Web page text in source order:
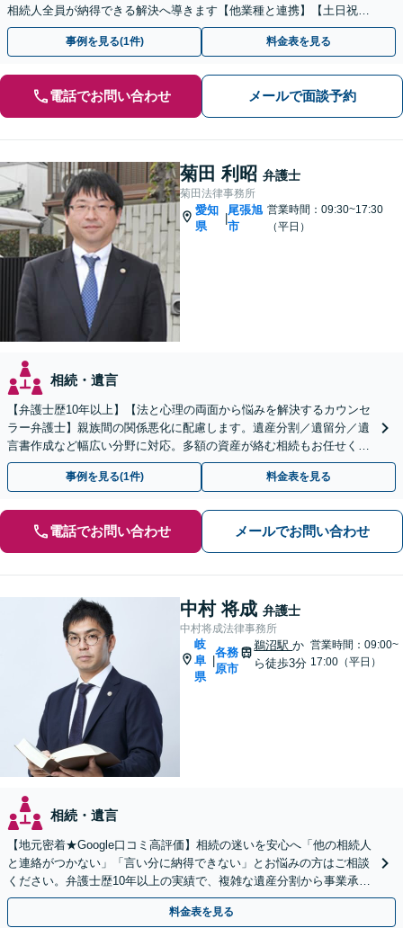
相続人全員が納得できる解決へ導きます【他業種と連携】【土日祝・
夜間対応】【完全個室】
事例を見る(1件) 料金表を見る
電話でお問い合わせ メールで面談予約
菊田 利昭 弁護士
菊田法律事務所
愛知
県
|
尾張旭
市
営業時間：09:30~17:30
（平日）
相続・遺言
【弁護士歴10年以上】【法と心理の両面から悩みを解決するカウンセ
ラー弁護士】親族間の関係悪化に配慮します。遺産分割／遺留分／遺
言書作成など幅広い分野に対応。多額の資産が絡む相続もお任せくだ
さい。【夜間・休日の相談可能】【駐車場完備】
事例を見る(1件) 料金表を見る
電話でお問い合わせ メールでお問い合わせ
中村 将成 弁護士
中村将成法律事務所
岐
阜
県
各務
原市
鵜沼駅か
ら徒歩3分
営業時間：09:00~
17:00（平日）
相続・遺言
【地元密着★Google口コミ高評価】相続の迷いを安心へ「他の相続人
と連絡がつかない」「言い分に納得できない」とお悩みの方はご相談
ください。弁護士歴10年以上の実績で、複雑な遺産分割から事業承継
まで幅広く対応【休日・夜間相談可｜駐車場あり】
料金表を見る